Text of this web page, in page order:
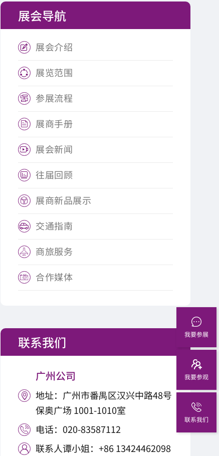
展会导航
 展会介绍
 展览范围
 参展流程
 展商手册
 展会新闻
 往届回顾
 展商新品展示
 交通指南
 商旅服务
 合作媒体
联系我们
广州公司
 地址：广州市番禺区汉兴中路48号
保奥广场 1001-1010室
 电话：020-83587112
 联系人谭小姐：+86 13424462098
我要参展
我要参观
联系我们